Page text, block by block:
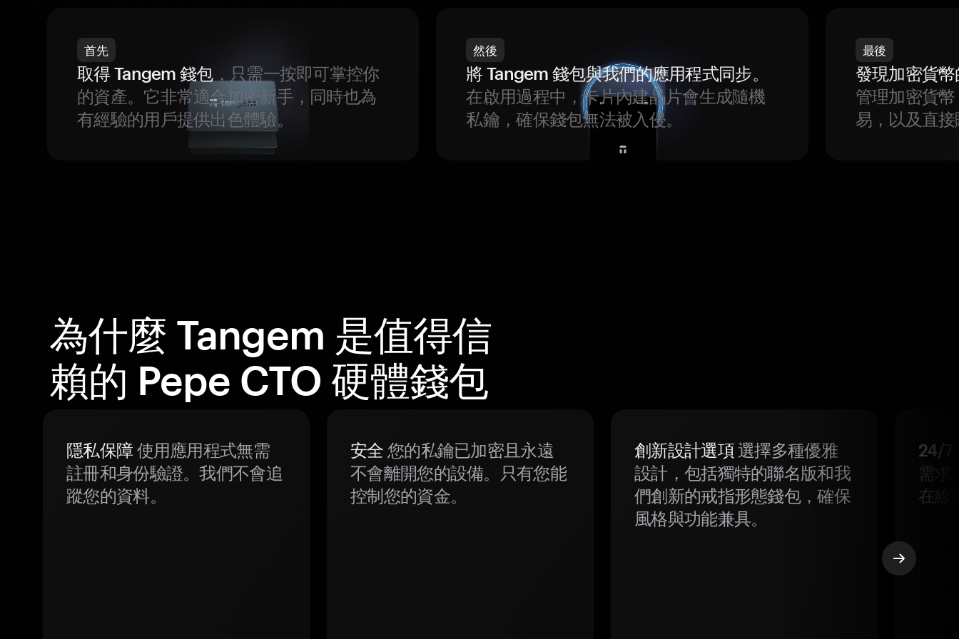
首先
取得 Tangem 錢包，只需一按即可掌控你
的資產。它非常適合加密新手，同時也為
有經驗的用戶提供出色體驗。
然後
將 Tangem 錢包與我們的應用程式同步。
在啟用過程中，卡片內建晶片會生成隨機
私鑰，確保錢包無法被入侵。
最後
發現加密貨
管理加密貨
易，以及直
為什麼 Tangem 是值得信
賴的 Pepe CTO 硬體錢包
隱私保障使用應用程式無需
註冊和身份驗證。我們不會追
蹤您的資料。
安全 您的私鑰已加密且永遠
不會離開您的設備。只有您能
控制您的資金。
創新設計選項選擇多種優雅
設計，包括獨特的聯名版和我
們創新的戒指形態錢包，確保
風格與功能兼具。
24/7
需求
在線